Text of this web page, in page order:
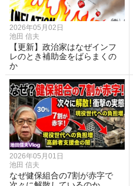
2026年05月02日
池田 信夫
【更新】政治家はなぜインフ
レのとき補助金をばらまくの
か
2026年05月01日
池田 信夫
なぜ健保組合の7割が赤字で